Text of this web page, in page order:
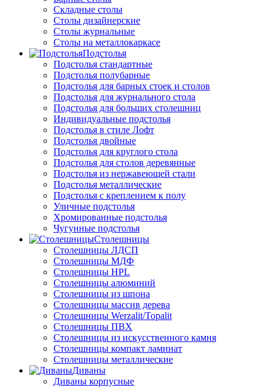
Складные столы
Столы дизайнерские
Столы журнальные
Столы на металлокаркасе
Подстолья
Подстолья стандартные
Подстолья полубарные
Подстолья для барных стоек и столов
Подстолья для журнального стола
Подстолья для больших столешниц
Индивидуальные подстолья
Подстолья в стиле Лофт
Подстолья двойные
Подстолья для круглого стола
Подстолья для столов деревянные
Подстолья из нержавеющей стали
Подстолья металлические
Подстолья с креплением к полу
Уличные подстолья
Хромированные подстолья
Чугунные подстолья
Столешницы
Столешницы ЛДСП
Столешницы МДФ
Столешницы HPL
Столешницы алюминий
Столешницы из шпона
Столешницы массив дерева
Столешницы Werzalit/Topalit
Столешницы ПВХ
Столешницы из искусственного камня
Столешницы компакт ламинат
Столешницы металлические
Диваны
Диваны корпусные